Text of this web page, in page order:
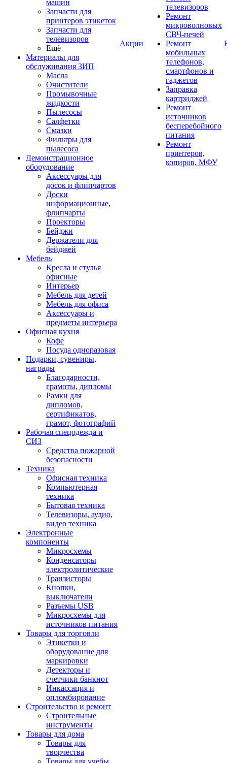
машин
Запчасти для
принтеров этикеток
Запчасти для
телевизоров
Ещё
Материалы для
обслуживания ЗИП
Масла
Очистители
Промывочные
жидкости
Пылесосы
Салфетки
Смазки
Фильтры для
пылесоса
Демонстрационное
оборудование
Аксессуары для
досок и флипчартов
Доски
информационные,
флипчарты
Проекторы
Бейджи
Держатели для
бейджей
Мебель
Кресла и стулья
офисные
Интерьер
Мебель для детей
Мебель для офиса
Аксессуары и
предметы интерьера
Офисная кухня
Кофе
Посуда одноразовая
Подарки, сувениры,
награды
Благодарности,
грамоты, дипломы
Рамки для
дипломов,
сертификатов,
грамот, фотографий
Рабочая спецодежда и
СИЗ
Средства пожарной
безопасности
Техника
Офисная техника
Компьютерная
техника
Бытовая техника
Телевизоры, аудио,
видео техника
Электронные
компоненты
Микросхемы
Конденсаторы
электролитические
Транзисторы
Кнопки,
выключатели
Разъемы USB
Микросхемы для
источников питания
Товары для торговли
Этикетки и
оборудование для
маркировки
Детекторы и
счетчики банкнот
Инкассация и
опломбирование
Строительство и ремонт
Строительные
инструменты
Товары для дома
Товары для
творчества
Товары для учебы
Акции
телевизоров
Ремонт
микроволновых
СВЧ-печей
Ремонт
мобильных
телефонов,
смартфонов и
гаджетов
Заправка
картриджей
Ремонт
источников
бесперебойного
питания
Ремонт
принтеров,
копиров, МФУ